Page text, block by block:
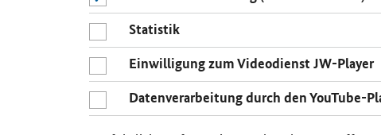
Statistik
Einwilligung zum Videodienst JW-Player
Datenverarbeitung durch den YouTube-